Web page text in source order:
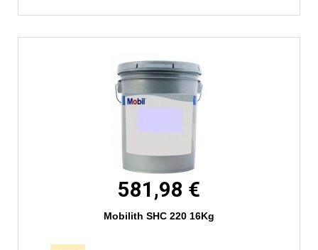
581,98 €
Mobilith SHC 220 16Kg